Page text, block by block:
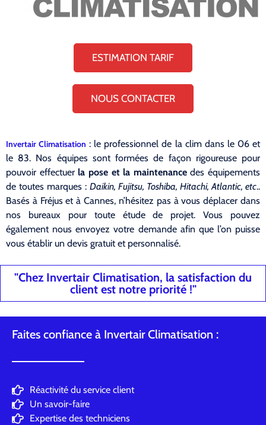
ESTIMATION TARIF
NOUS CONTACTER
Invertair Climatisation : le professionnel de la clim dans le 06 et
le 83. Nos équipes sont formées de façon rigoureuse pour
pouvoir effectuer la pose et la maintenancedes équipements
de toutes marques : Daikin, Fujitsu, Toshiba, Hitachi, Atlantic, etc..
Basés à Fréjus et à Cannes, n’hésitez pas à vous déplacer dans
nos bureaux pour toute étude de projet. Vous pouvez
également nous envoyez votre demande afin que l’on puisse
vous établir un devis gratuit et personnalisé.
"Chez Invertair Climatisation, la satisfaction du
client est notre priorité !"
Faites confiance à Invertair Climatisation :
Réactivité du service client
Un savoir-faire
Expertise des techniciens